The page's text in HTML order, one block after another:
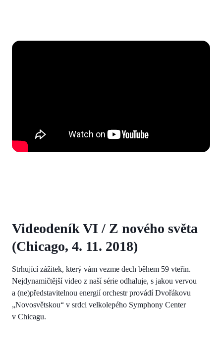
Videodeník VI / Z nového světa
(Chicago, 4. 11. 2018)
Strhující zážitek, který vám vezme dech během 59 vteřin.
Nejdynamičtější video z naší série odhaluje, s jakou vervou
a (ne)představitelnou energií orchestr provádí Dvořákovu
„Novosvětskou“ v srdci velkolepého Symphony Center
v Chicagu.